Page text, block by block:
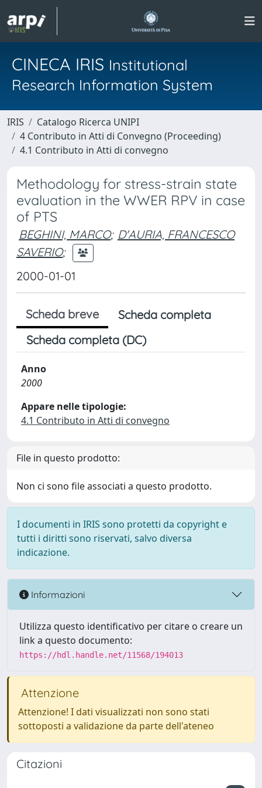
CINECA IRIS Institutional
Research Information System
IRIS
Catalogo Ricerca UNIPI
4 Contributo in Atti di Convegno (Proceeding)
4.1 Contributo in Atti di convegno
Methodology for stress-strain state
evaluation in the WWER RPV in case
of PTS
BEGHINI, MARCO; D'AURIA, FRANCESCO
SAVERIO;
2000-01-01
Scheda breve
Scheda completa
Scheda completa (DC)
Anno
2000
Appare nelle tipologie:
4.1 Contributo in Atti di convegno
File in questo prodotto:
Non ci sono file associati a questo prodotto.
I documenti in IRIS sono protetti da copyright e
tutti i diritti sono riservati, salvo diversa
indicazione.
Informazioni
Utilizza questo identificativo per citare o creare un
link a questo documento:
https://hdl.handle.net/11568/194013
Attenzione
Attenzione! I dati visualizzati non sono stati
sottoposti a validazione da parte dell'ateneo
Citazioni